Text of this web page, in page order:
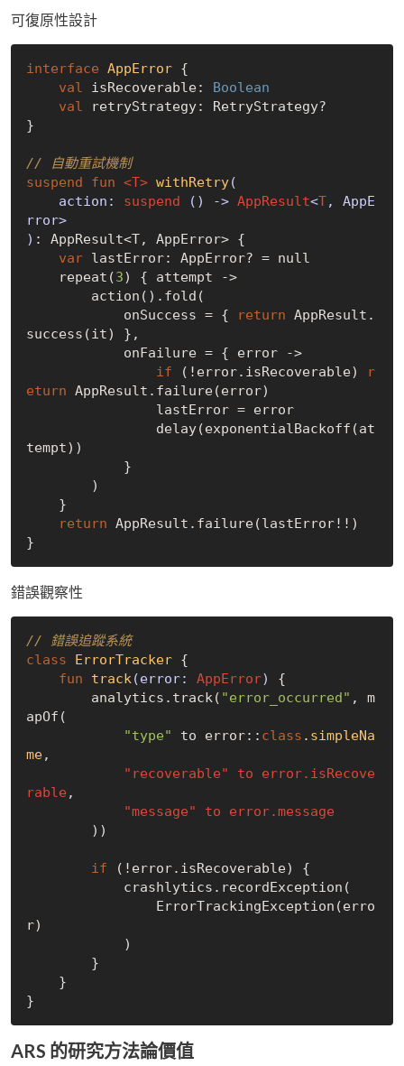
可復原性設計
interface AppError {
val isRecoverable: Boolean
val retryStrategy: RetryStrategy?
}
// 自動重試機制
suspend
fun <T> withRetry(
    action:
suspend () -> AppResult<T, AppE
rror>
) : AppResult<T, AppError> {
var lastError: AppError? = null
    repeat(
3) { attempt ->
            onSuccess = {
return AppResult.
success(it) },
if (!error.isRecoverable)
r
eturn AppResult.failure(error)
tempt))
return AppResult.failure(lastError!!)
錯誤觀察性
// 錯誤追蹤系統
class
ErrorTracker {
fun
track(error: AppError)
{
        analytics.track(
"error_occurred" , m
apOf(
"type" to error:: class . simpleNa
me,
"recoverable" to error.isRecove
rable ,
"message" to error.message
if (!error.isRecoverable) {
r)
ARS 的研究方法論價值